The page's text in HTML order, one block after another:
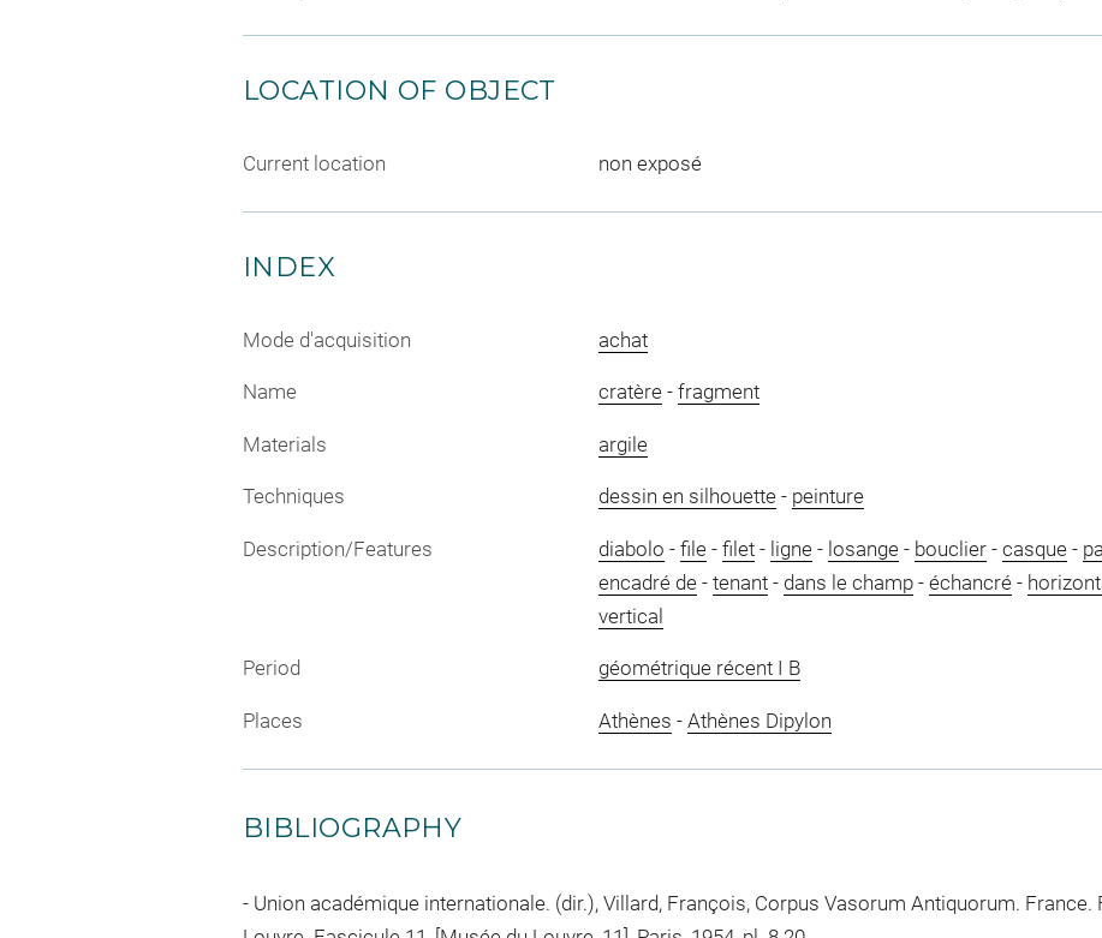
LOCATION OF OBJECT
Current location non exposé
INDEX
Mode d'acquisition achat
Name cratère- fragment
Materials argile
Techniques dessin en silhouette- peinture
Description/Features diabolo - file- filet- ligne- losange- bouclier- casque-
encadré de- tenant- dans le champ- échancré-
vertical
Period géométrique récent I B
Places Athènes - Athènes Dipylon
BIBLIOGRAPHY
Union académique internationale. (dir.), Villard, François, Corpus Vasorum Antiquorum. France.